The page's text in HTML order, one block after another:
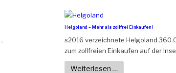
Helgoland – Mehr als zollfrei Einkaufen I
s2016 verzeichnete Helgoland
zum zollfreien Einkaufen auf der
Weiterlesen …